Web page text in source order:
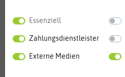
27 Ergebnisse gefunden in
Essenziell
Zahlungsdienstleister
Externe Medien